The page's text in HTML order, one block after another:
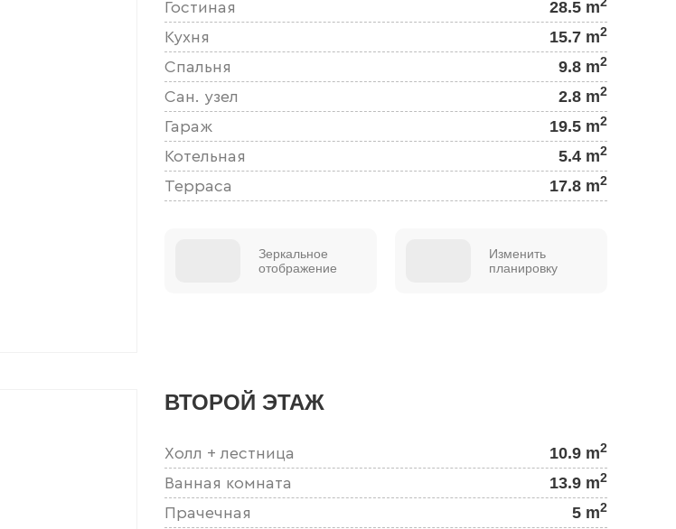
Гостиная 28.5 m
Кухня 15.7 m2
Спальня 9.8 m2
Сан. узел 2.8 m2
Гараж 19.5 m2
Котельная 5.4 m2
Терраса 17.8 m2
Зеркальное
отображение
Изменить
планировку
ВТОРОЙ ЭТАЖ
Холл + лестница 10.9 m2
Ванная комната 13.9 m2
Прачечная 5 m2